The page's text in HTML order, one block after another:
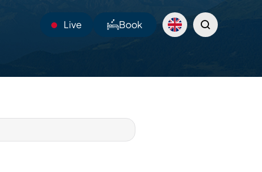
Live Book